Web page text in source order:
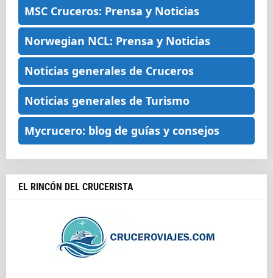
MSC Cruceros: Prensa y Noticias
Norwegian NCL: Prensa y Noticias
Noticias generales de Cruceros
Noticias generales de Turismo
Mycrucero: blog de guías y consejos
EL RINCÓN DEL CRUCERISTA